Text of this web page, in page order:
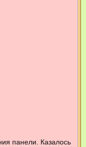
панели. Казалось